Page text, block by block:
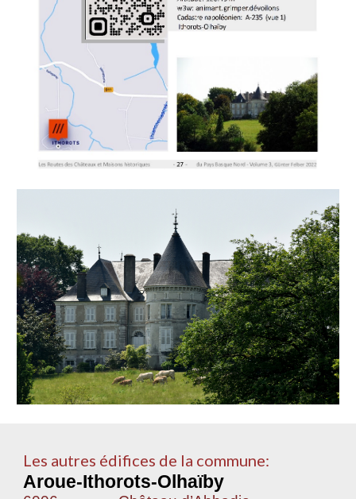
Les autres édifices de la commune:
Aroue-Ithorots-Olhaïby